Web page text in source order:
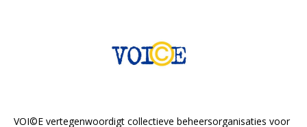
VOI©E vertegenwoordigt collectieve beheersorganisaties voor